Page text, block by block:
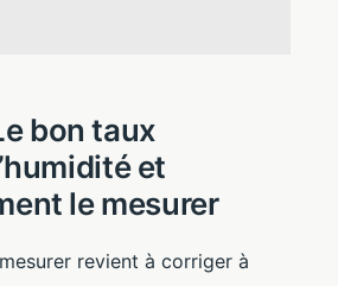
bon taux
et
le mesurer
revient à corriger à